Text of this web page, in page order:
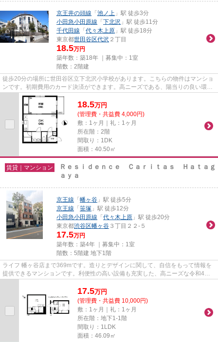
京王井の頭線 「池ノ上 」駅 徒歩3分
小田急小田原線 「下北沢 」駅 徒歩11分
千代田線 「代々木上原 」駅 徒歩18分
東京都世田谷区代沢 ２丁目
18.5万円
築年数：築18年 ｜募集中： 1室
階数：2階建
徒歩20分の場所に世田谷区立下北沢小学校があります。こちらの物件はマンショ
ンです。初期費用のカード決済ができます。高ニーズである、陽当りの良い環境
を実現した物件となっていま...
18.5万円
(管理費・共益費 4,000円)
敷：1ヶ月｜礼：1ヶ月
所在階：2階
間取り：1DK
面積：40.50㎡
賃貸｜マンション
Ｒｅｓｉｄｅｎｃｅ Ｃａｒｉｔａｓ Ｈａｔａｇ
ａｙａ
京王線 「幡ヶ谷 」駅 徒歩5分
京王線 「笹塚 」駅 徒歩12分
小田急小田原線 「代々木上原 」駅 徒歩20分
東京都渋谷区幡ヶ谷 ３丁目２２-５
17.5万円
築年数：築4年 ｜募集中： 1室
階数：5階建 地下1階
ライフ 幡ヶ谷店まで369mです。造りとデザインに関して、自信をもって情報を
提供できるマンションです。利便性の高い設備も充実した、高ニーズな令和4年
築の物件です。陽当りの良さが...
17.5万円
(管理費・共益費 10,000円)
敷：1ヶ月｜礼：1ヶ月
所在階：地下1-1階
間取り：1LDK
面積：46.09㎡